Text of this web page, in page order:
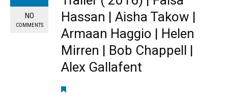
NO
COMMENTS
Hassan | Aisha Takow |
Armaan Haggio | Helen
Mirren | Bob Chappell |
Alex Gallafent